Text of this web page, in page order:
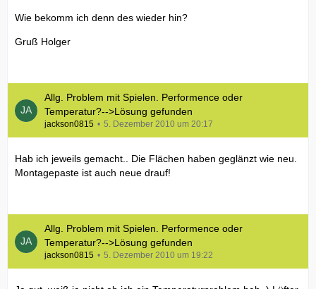
Wie bekomm ich denn des wieder hin?
Gruß Holger
Allg. Problem mit Spielen. Performence oder
Temperatur?-->Lösung gefunden
jackson0815 5. Dezember 2010 um 20:17
Hab ich jeweils gemacht.. Die Flächen haben geglänzt wie neu.
Montagepaste ist auch neue drauf!
Allg. Problem mit Spielen. Performence oder
Temperatur?-->Lösung gefunden
jackson0815 5. Dezember 2010 um 19:22